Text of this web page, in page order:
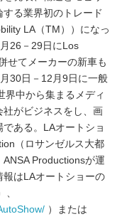
る業界初のトレード
LA（TM））になっ
26－29日にLos
せてメーカーの新車も
30日－12月9日に一般
界中から集まるメディ
がビジネスをし、画
ある。LAオートショ
（ロサンゼルス大都
Productionsが運
はLAオートショーの
、
）または